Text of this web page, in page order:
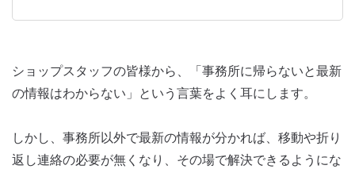
ショップスタッフの皆様から、「事務所に帰らないと最新
の情報はわからない」という言葉をよく耳にします。
しかし、事務所以外で最新の情報が分かれば、移動や折り
返し連絡の必要が無くなり、その場で解決できるようにな